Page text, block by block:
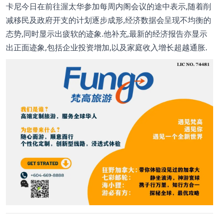
卡尼今日在前往渥太华参加每周内阁会议的途中表示,随着削
减移民及政府开支的计划逐步成形,经济数据会呈现不均衡的
态势,同时显示出疲软的迹象.他补充,最新的经济报告亦显示
出正面迹象,包括企业投资增加,以及家庭收入增长超越通胀.